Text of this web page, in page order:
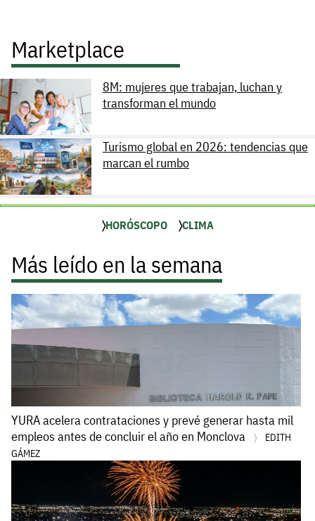
Marketplace
8M: mujeres que trabajan, luchan y
transforman el mundo
Turismo global en 2026: tendencias que
marcan el rumbo
HORÓSCOPO CLIMA
Más leído en la semana
YURA acelera contrataciones y prevé generar hasta mil
empleos antes de concluir el año en Monclova
EDITH
GÁMEZ